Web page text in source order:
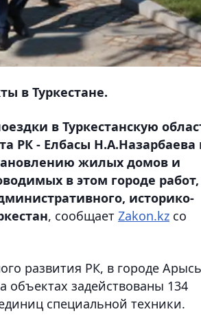
в Туркестане.
в Туркестанскую
РК - Елбасы Н.А.Назарбаева
жилых домов и
в этом городе
историко-
, сообщает Zakon.kz со
развития РК, в городе Арысь
объектах задействованы 134
специальной техники.